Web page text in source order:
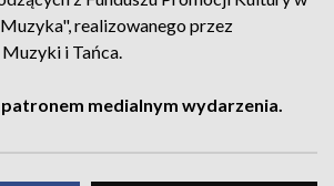
realizowanego przez
i Tańca.
patronem medialnym wydarzenia.